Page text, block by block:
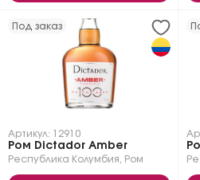
Под заказ
Артикул: 12910
Ром Dictador Amber
Республика Колумбия Ром